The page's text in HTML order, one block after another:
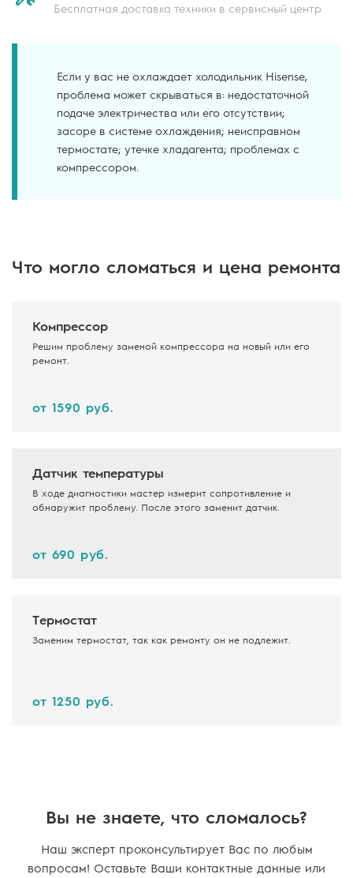
Бесплатная доставка техники в сервисный центр
Если у вас не охлаждает холодильник Hisense,
проблема может скрываться в: недостаточной
подаче электричества или его отсутствии;
засоре в системе охлаждения; неисправном
термостате; утечке хладагента; проблемах с
компрессором.
Что могло сломаться и цена ремонта
Компрессор
Решим проблему заменой компрессора на новый или его
ремонт.
от 1590 руб.
Датчик температуры
В ходе диагностики мастер измерит сопротивление и
обнаружит проблему. После этого заменит датчик.
от 690 руб.
Термостат
Заменим термостат, так как ремонту он не подлежит.
от 1250 руб.
Вы не знаете, что сломалось?
Наш эксперт проконсультирует Вас по любым
вопросам! Оставьте Ваши контактные данные или